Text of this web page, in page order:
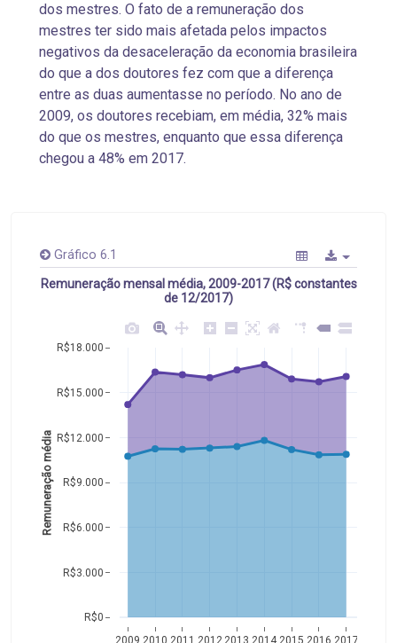
dos mestres. O fato de a remuneração dos
mestres ter sido mais afetada pelos impactos
negativos da desaceleração da economia brasileira
do que a dos doutores fez com que a diferença
entre as duas aumentasse no período. No ano de
2009, os doutores recebiam, em média, 32% mais
do que os mestres, enquanto que essa diferença
chegou a 48% em 2017.
Gráfico 6.1
Remuneração mensal média, 2009-2017 (R$ constantes
de 12/2017)
R$0
R$3.000
R$6.000
R$9.000
R$12.000
R$15.000
R$18.000
Remuneração média